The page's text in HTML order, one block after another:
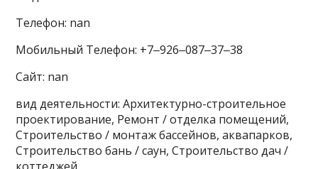
Телефон: nan
Мобильный Телефон: +7‒926‒087‒37‒38
Сайт: nan
вид деятельности: Архитектурно-строительное
проектирование, Ремонт / отделка помещений,
Строительство / монтаж бассейнов, аквапарков,
Строительство бань / саун, Строительство дач /
коттеджей